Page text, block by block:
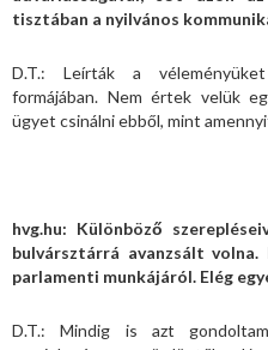
tisztában a nyilvános
D.T.: Leírták a
formájában. Nem értek velük
ügyet csinálni ebből, mint
hvg.hu: Különböző
bulvársztárrá avanzsált
parlamenti munkájáról. Elég
D.T.: Mindig is azt